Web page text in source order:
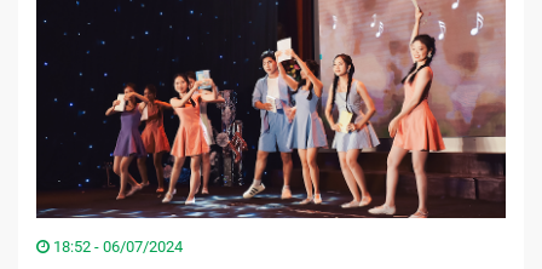
18:52 - 06/07/2024